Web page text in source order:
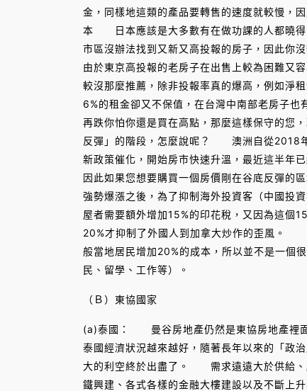
金，同樣地這類的產品要轉售的速度就較慢，
本 日本應該是大多數有在做功課的人都曉得
市區沒辦法找到又新又高投報的房子，因此
由於東京高投報的老房子在出售上較為困難又
較沒那麼推薦，除非投報率真的爆高，例如淨
6%的租金卻又不保值，在台灣中南部老房子
再跌你怕你還是買在高點，那麼這樣保守的您
反彈」的階段，怎麼說呢？ 澳洲自從2018
新政策催化，開始房市快速升溫，最近這半年
因此如果您想要購買一個房價剛在谷底反彈
強勢爆漲之後，為了抑制海外投資客（中國投
屋者需要額外增加15%的印花稅，又因為這個
20%才抑制了外國人到加拿大炒作的歪風。
般當地居民增加20%的成本，所以並不是一個
民、留學、工作等）。
（Ｂ）東協國家
(a)泰國： 曼谷房地產仍然是東協房地產裡面
泰國經濟狀況越來越好，隨著長年以來的「政
大的利空終於出盡了。 需求遠遠大於供給、
鐵興建、各式各樣的金融大樓建設以及不斷上